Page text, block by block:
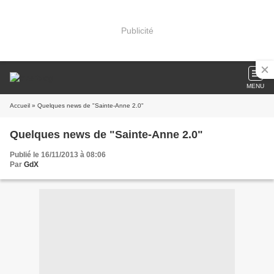
Publicité
MENU
Accueil » Quelques news de "Sainte-Anne 2.0"
Quelques news de "Sainte-Anne 2.0"
Publié le 16/11/2013 à 08:06
Par GdX